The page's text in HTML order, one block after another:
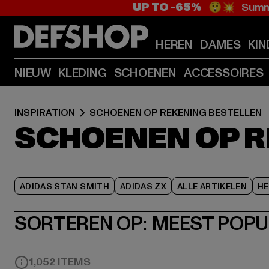
UP TO -65% 😲💥
HEREN DAMES
NIEUW KLEDING SCHOENEN ACCESSOIRES
INSPIRATION SCHOENEN OP REKENING BESTELLEN
SCHOENEN OP
ADIDAS STAN SMITH ADIDAS ZX ALLE ARTIKELEN
SORTEREN OP: MEEST
1,052 ITEMS